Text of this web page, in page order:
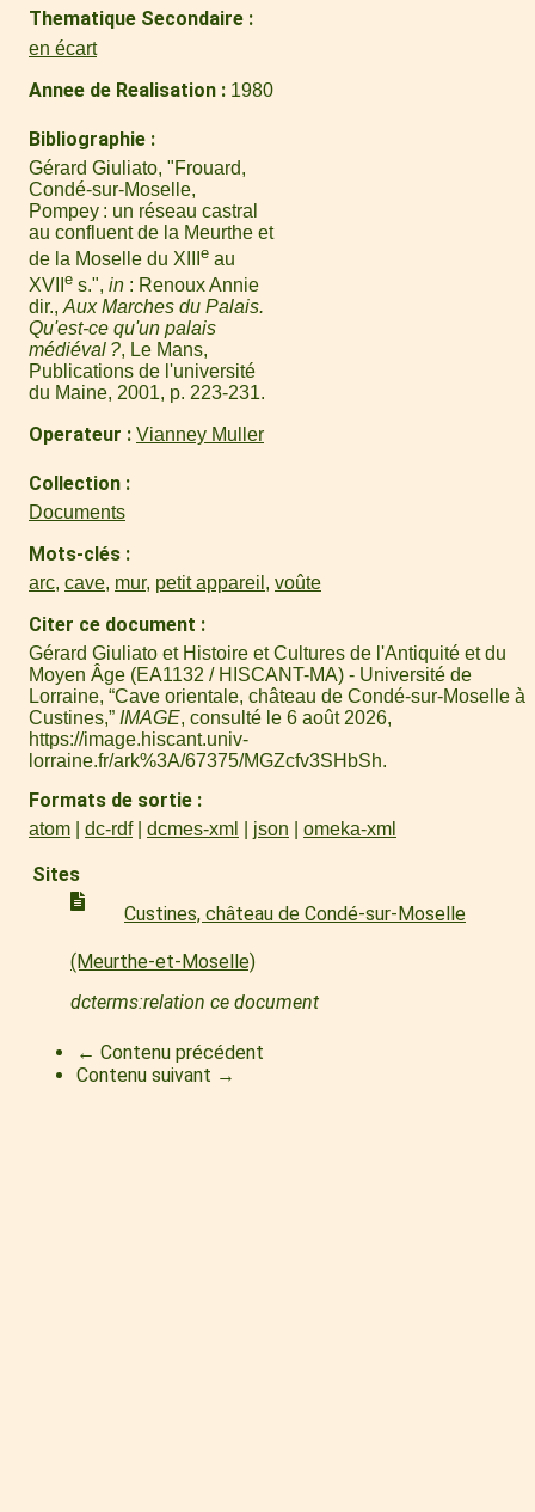
Thematique Secondaire
en écart
Annee de Realisation 1980
Bibliographie
Gérard Giuliato, "Frouard,
Condé-sur-Moselle,
Pompey : un réseau castral
au confluent de la Meurthe et
de la Moselle du XIII e au
XVII e s.", in : Renoux Annie
dir.,Aux Marches du Palais.
Qu'est-ce qu'un palais
médiéval ?, Le Mans,
Publications de l'université
du Maine, 2001, p. 223-231.
Operateur Vianney Muller
Collection
Documents
Mots-clés
arc, cave, mur, petit appareil , voûte
Citer ce document
Gérard Giuliato et Histoire et Cultures de l'Antiquité et du
Moyen Âge (EA1132 / HISCANT-MA) - Université de
Lorraine, “Cave orientale, château de Condé-sur-Moselle à
Custines,” IMAGE, consulté le 6 août 2026,
https://image.hiscant.univ-
lorraine.fr/ark%3A/67375/MGZcfv3SHbSh.
Formats de sortie
atom dc-rdf dcmes-xml json omeka-xml
Sites
Custines, château de Condé-sur-Moselle
(Meurthe-et-Moselle)
dcterms:relation ce document
← Contenu précédent
Contenu suivant →